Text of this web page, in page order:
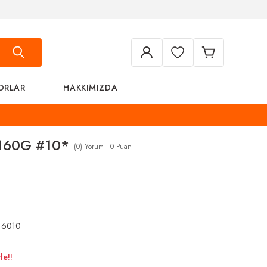
HAKKIMIZDA
#10* (0) Yorum - 0 Puan